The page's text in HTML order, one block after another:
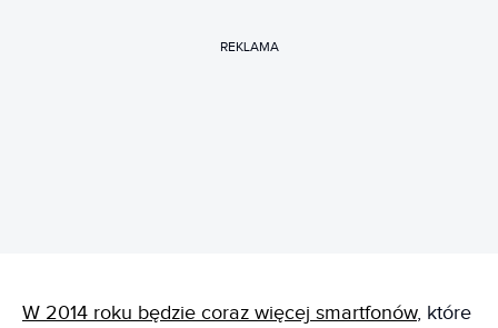
REKLAMA
W 2014 roku będzie coraz więcej smartfonów, które